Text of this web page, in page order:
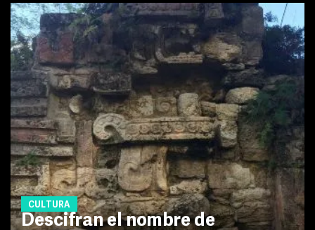
CULTURA
Descifran el nombre de